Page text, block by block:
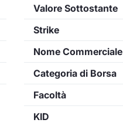
Valore Sottostante
Strike
Nome Commerciale
Categoria di Borsa
Facoltà
KID